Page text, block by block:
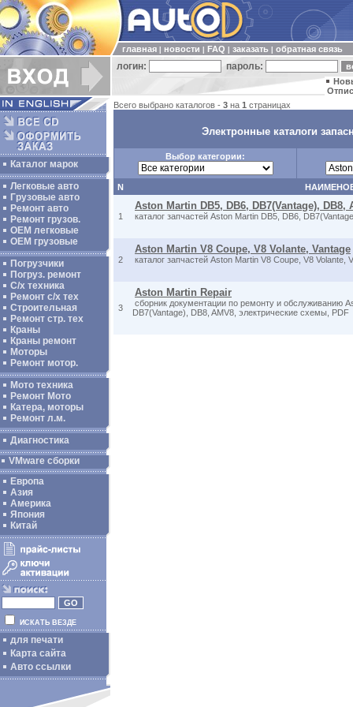
главная новости FAQ заказать обратная связь
логин: пароль:
Каталог марок
Легковые авто
Грузовые авто
Ремонт авто
Ремонт грузов.
ОЕМ легковые
OEM грузовые
Погрузчики
Погруз. ремонт
С/х техника
Ремонт с/х тех
Строительная
Ремонт стр. тех
Краны
Краны ремонт
Моторы
Ремонт мотор.
Мото техника
Ремонт Мото
Катера, моторы
Ремонт л.м.
Диагностика
VMware сборки
Европа
Азия
Америка
Япония
Китай
ИСКАТЬ ВЕЗДЕ
для печати
Карта сайта
Авто ссылки
Всего выбрано каталогов - 3 на 1 страницах
Электронные каталоги
Выбор категории:
N
1
Aston Martin DB5, DB6, DB7(Vantage), DB8,
каталог запчастей Aston Martin DB5, DB6,
2
Aston Martin V8 Coupe, V8 Volante, Vantage
каталог запчастей Aston Martin V8 Coupe, V8 Volante,
3
Aston Martin Repair
сборник документации по ремонту и обслуживанию
DB7(Vantage), DB8, AMV8, электрические схемы, PDF